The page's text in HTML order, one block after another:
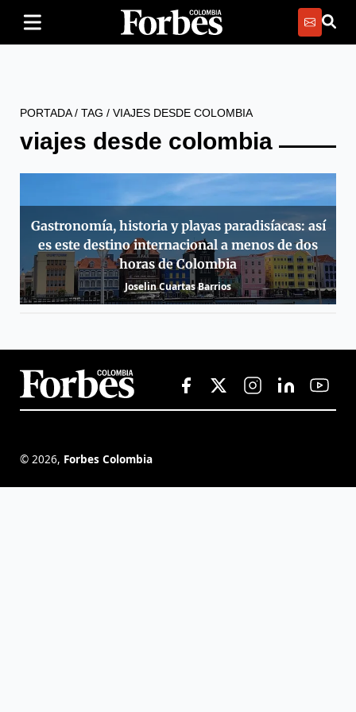
PORTADA/ TAG / VIAJES DESDE COLOMBIA
viajes desde colombia
Gastronomía, historia y playas paradisíacas: así
es este destino internacional a menos de dos
horas de Colombia
Joselin Cuartas Barrios
© 2026, Forbes Colombia